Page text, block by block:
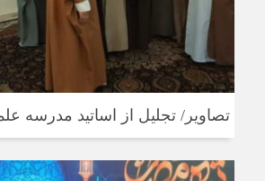
تصاویر/ تجلیل از اساتید مدرسه